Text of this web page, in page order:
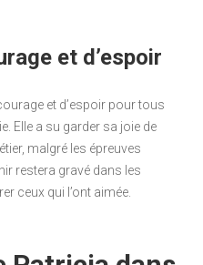
et d’espoir
et d’espoir pour tous
Elle a su garder sa joie de
malgré les épreuves
restera gravé dans les
ceux qui l’ont aimée.